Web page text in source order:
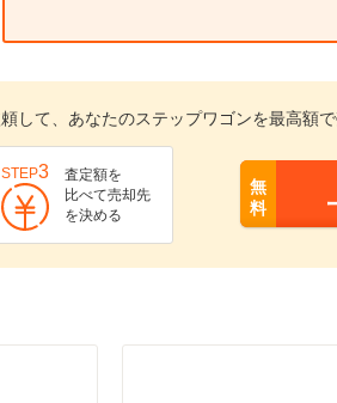
して、あなたのステップワゴンを最高額で
STEP3
査定額を
比べて売却先
を決める
無
料